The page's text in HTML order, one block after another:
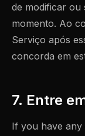
de modificar ou
momento. Ao
Serviço após
concorda em
7. Entre
If you have any